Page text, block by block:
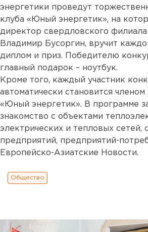
энергетики проведут
клуба «Юный энергетик», на
директор свердловского
Владимир Бусоргин, вручит
диплом и приз. Победителю
главный подарок – ноутбук.
Кроме того, каждый участник
автоматически становится членом
«Юный энергетик». В программе
знакомство с объектами
электрических и тепловых сетей,
предприятий, предприятий-
Европейско-Азиатские Новости.
Общество